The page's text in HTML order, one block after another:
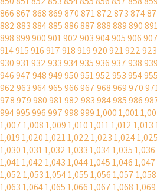
866867868869870871872873874
882883884885886887888889890
898899900901902903904905906907
914915916917918919920921922923
930931932933934935936937938939
946947948949950951952953954955
962963964965966967968969970
978979980981982983984985986
9949959969979989991,0001,001
1,0071,0081,0091,0101,0111,0121,013
1,0191,0201,0211,0221,0231,0241,025
1,0301,0311,0321,0331,0341,0351,036
1,0411,0421,0431,0441,0451,0461,047
1,0521,0531,0541,0551,0561,0571,058
1,0631,0641,0651,0661,0671,0681,069